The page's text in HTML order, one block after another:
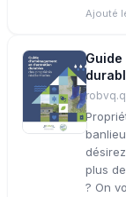
Ajouté
plus
? On